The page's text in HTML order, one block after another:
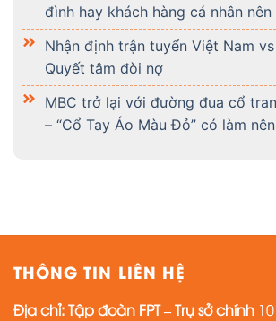
đình hay khách hàng cá nhân
Nhận định trận tuyển Việt Nam
Quyết tâm đòi nợ
MBC trở lại với đường đua cổ
– “Cổ Tay Áo Màu Đỏ” có làm
THÔNG TIN LIÊN HỆ
Địa chỉ:Tập đoàn FPT – Trụ sở chính